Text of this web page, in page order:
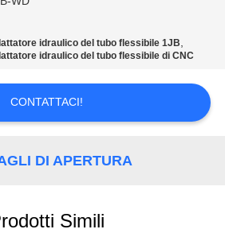
idraulico del tubo flessibile 1JB,
idraulico del tubo flessibile di CNC
CONTATTACI!
DI APERTURA
Simili